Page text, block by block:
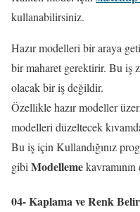
kullanabilirsiniz.
Hazır modelleri bir araya
bir maharet gerektirir. Bu iş
olacak bir iş değildir.
Özellikle hazır modeller
modelleri düzeltecek
Bu iş için Kullandığınız
gibi Modelleme
04- Kaplama ve Renk